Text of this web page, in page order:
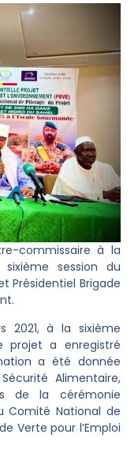
commissaire à la
session du
Présidentiel Brigade
2021, à la sixième
projet a enregistré
a été donnée
Alimentaire,
de la cérémonie
Comité National de
Verte pour l’Emploi